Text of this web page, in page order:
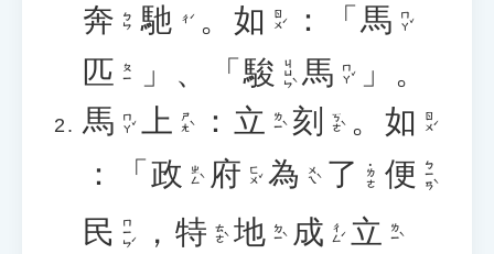
奔 ㄅㄣ 馳 ㄔˊ 。 如 ㄖㄨˊ ：「 馬 ㄇㄚˇ
匹 ㄆㄧ 」、「駿 ㄐㄩㄣˋ 馬 ㄇㄚˇ
」。
馬 ㄇㄚˇ 上 ㄕㄤˋ ： 立 ㄌㄧˋ 刻 ㄎㄜˋ 。 如 ㄖㄨˊ
：「 政 ㄓㄥˋ 府 ㄈㄨˇ 為 ㄨㄟˋ 了 ˙ㄌㄜ 便 ㄅㄧㄢˋ
民 ㄇㄧㄣˊ ， 特 ㄊㄜˋ 地 ㄉㄧˋ 成 ㄔㄥˊ 立 ㄌㄧˋ